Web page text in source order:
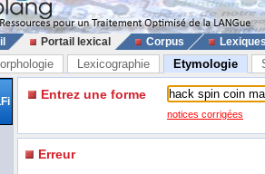
Portail lexical Corpus
Lexicographie Etymologie
Entrez une forme
notices corrigées
Erreur